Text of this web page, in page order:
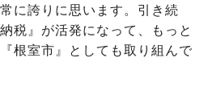
に誇りに思います。引き続
税』が活発になって、もっと
根室市』としても取り組んで